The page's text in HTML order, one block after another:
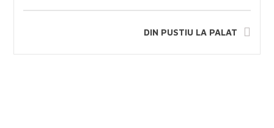
DIN PUSTIU LA PALAT